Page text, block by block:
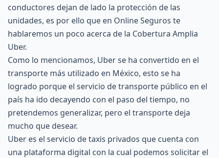
conductores dejan de lado la protección de las
unidades, es por ello que en Online Seguros te
hablaremos un poco acerca de la Cobertura Amplia
Uber.
Como lo mencionamos, Uber se ha convertido en el
transporte más utilizado en México, esto se ha
logrado porque el servicio de transporte público en el
país ha ido decayendo con el paso del tiempo, no
pretendemos generalizar, pero el transporte deja
mucho que desear.
Uber es el servicio de taxis privados que cuenta con
una plataforma digital con la cual podemos solicitar el